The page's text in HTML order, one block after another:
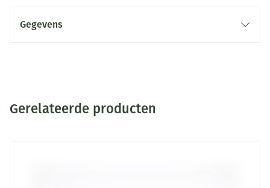
Gegevens
Merken Arseus
Gerelateerde producten